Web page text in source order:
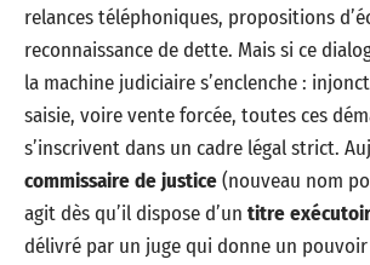
relances téléphoniques, propositions
reconnaissance de dette. Mais si ce
la machine judiciaire s’enclenche :
saisie, voire vente forcée, toutes ces
s’inscrivent dans un cadre légal strict.
commissaire de justice(nouveau nom
agit dès qu’il dispose d’un titre
délivré par un juge qui donne un pouvoir